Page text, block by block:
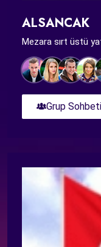
ALSANCAK
Mezara sırt üstü
Grup